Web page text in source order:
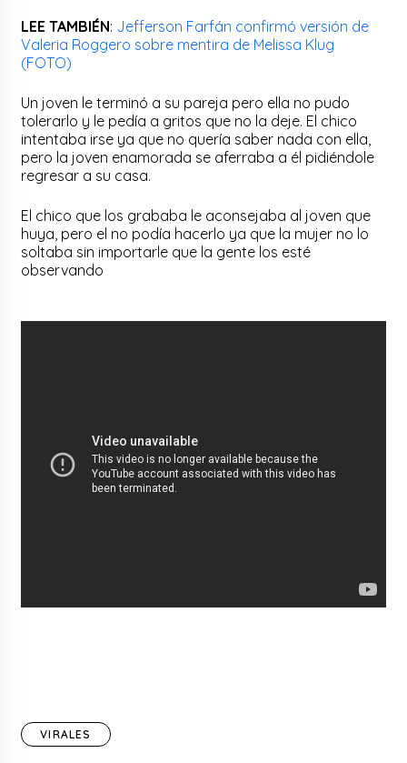
LEE TAMBIÉN: Jefferson Farfán confirmó versión de
Valeria Roggero sobre mentira de Melissa Klug
(FOTO)
Un joven le terminó a su pareja pero ella no pudo
tolerarlo y le pedía a gritos que no la deje. El chico
intentaba irse ya que no quería saber nada con ella,
pero la joven enamorada se aferraba a él pidiéndole
regresar a su casa.
El chico que los grababa le aconsejaba al joven que
huya, pero el no podía hacerlo ya que la mujer no lo
soltaba sin importarle que la gente los esté
observando
VIRALES